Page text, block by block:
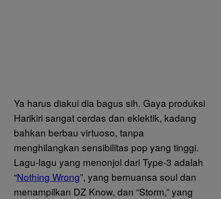
Ya harus diakui dia bagus sih. Gaya produksi
Harikiri sangat cerdas dan eklektik, kadang
bahkan berbau virtuoso, tanpa
menghilangkan sensibilitas pop yang tinggi.
Lagu-lagu yang menonjol dari Type-3 adalah
“Nothing Wrong”, yang bernuansa soul dan
menampilkan DZ Know, dan “Storm,” yang